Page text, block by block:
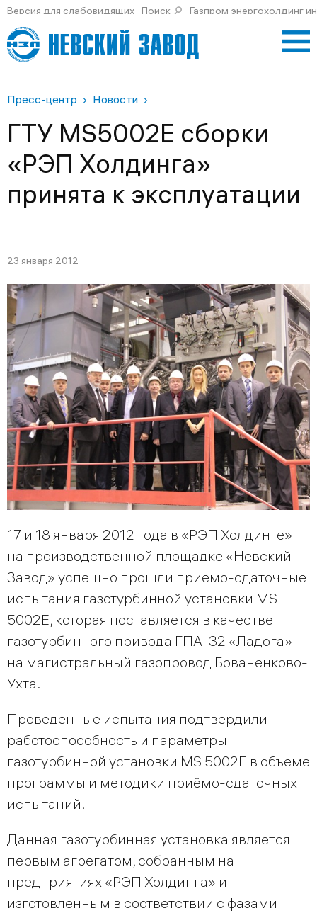
Версия для слабовидящих Поиск Газпром энергохолдинг
Пресс-центр Новости
ГТУ MS5002E сборки
«РЭП Холдинга»
принята к эксплуатации
23 января 2012
17 и 18 января 2012 года в «РЭП Холдинге»
на производственной площадке «Невский
Завод» успешно прошли приемо-сдаточные
испытания газотурбинной установки MS
5002E, которая поставляется в качестве
газотурбинного привода ГПА-32 «Ладога»
на магистральный газопровод Бованенково-
Ухта.
Проведенные испытания подтвердили
работоспособность и параметры
газотурбинной установки MS 5002E в объеме
программы и методики приёмо-сдаточных
испытаний.
Данная газотурбинная установка является
первым агрегатом, собранным на
предприятиях «РЭП Холдинга» и
изготовленным в соответствии с фазами